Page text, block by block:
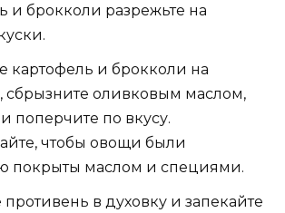
и брокколи разрежьте на
картофель и брокколи на
сбрызните оливковым маслом,
поперчите по вкусу.
чтобы овощи были
покрыты маслом и специями.
противень в духовку и запекайте